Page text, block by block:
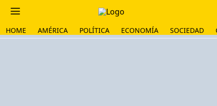
HOME AMÉRICA POLÍTICA ECONOMÍA SOCIEDAD